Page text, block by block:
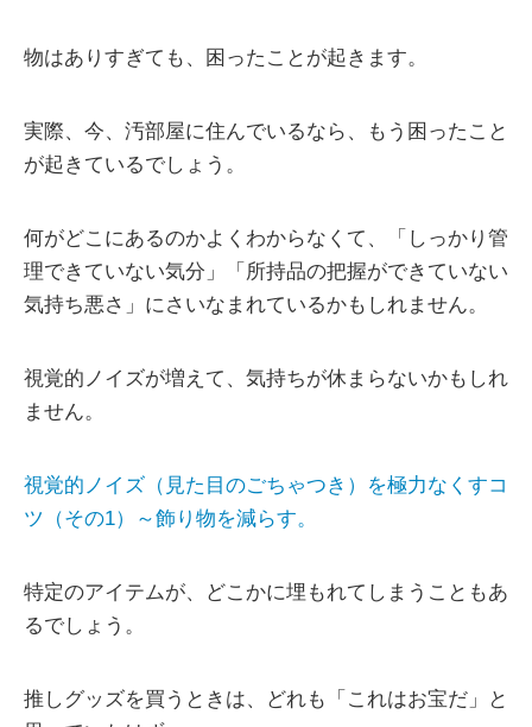
物はありすぎても、困ったことが起きます。
実際、今、汚部屋に住んでいるなら、もう困ったこと
が起きているでしょう。
何がどこにあるのかよくわからなくて、「しっかり管
理できていない気分」「所持品の把握ができていない
気持ち悪さ」にさいなまれているかもしれません。
視覚的ノイズが増えて、気持ちが休まらないかもしれ
ません。
視覚的ノイズ（見た目のごちゃつき）を極力なくすコ
ツ（その1）～飾り物を減らす。
特定のアイテムが、どこかに埋もれてしまうこともあ
るでしょう。
推しグッズを買うときは、どれも「これはお宝だ」と